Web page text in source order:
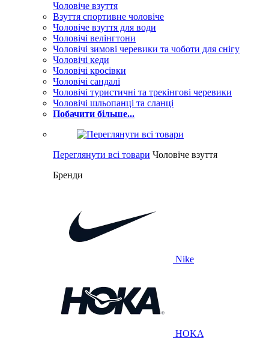
Чоловіче взуття
Взуття спортивне чоловіче
Чоловіче взуття для води
Чоловічі велінгтони
Чоловічі зимові черевики та чоботи для снігу
Чоловічі кеди
Чоловічі кросівки
Чоловічі сандалі
Чоловічі туристичні та трекінгові черевики
Чоловічі шльопанці та сланці
Побачити більше...
Переглянути всі товари Чоловіче взуття
Бренди
Nike
HOKA